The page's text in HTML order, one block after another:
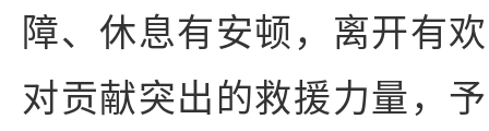
障、休息有安顿，离开有
对贡献突出的救援力量，